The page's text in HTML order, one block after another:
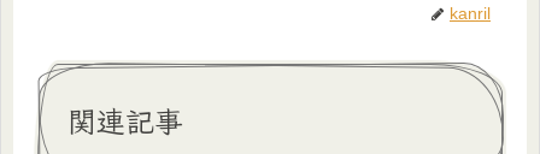
kanril
関連記事